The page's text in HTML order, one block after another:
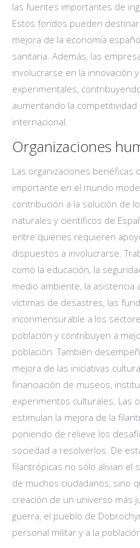
las fuentes importantes de
Estos fondos pueden
mejora de la economía
sanitaria. Además, las
involucrarse en la innovación
experimentales,
aumentando la
internacional.
Organizaciones
Las organizaciones benéficas
importante en el mundo
contribución a la solución de
naturales y científicos de
entre quienes requieren
dispuestos a involucrarse.
como la educación, la
medio ambiente, la asistencia
víctimas de desastres, las
inconmensurable a los
población y contribuyen a
población. También
mejora de las iniciativas
financiación de museos,
experimentos culturales. Las
estimulan la mejora de la
poniendo de relieve los
sociedad a resolverlos. De
filantrópicas no sólo alivian el
de muchos ciudadanos, sino
creación de un universo más
guerra, el pueblo de
personal militar y a la